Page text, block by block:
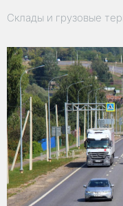
Склады и грузовые